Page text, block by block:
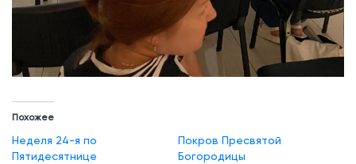
Похожее
Неделя 24-я по
Пятидесятнице
Покров Пресвятой
Богородицы